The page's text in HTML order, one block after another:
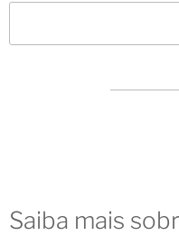
Saiba mais